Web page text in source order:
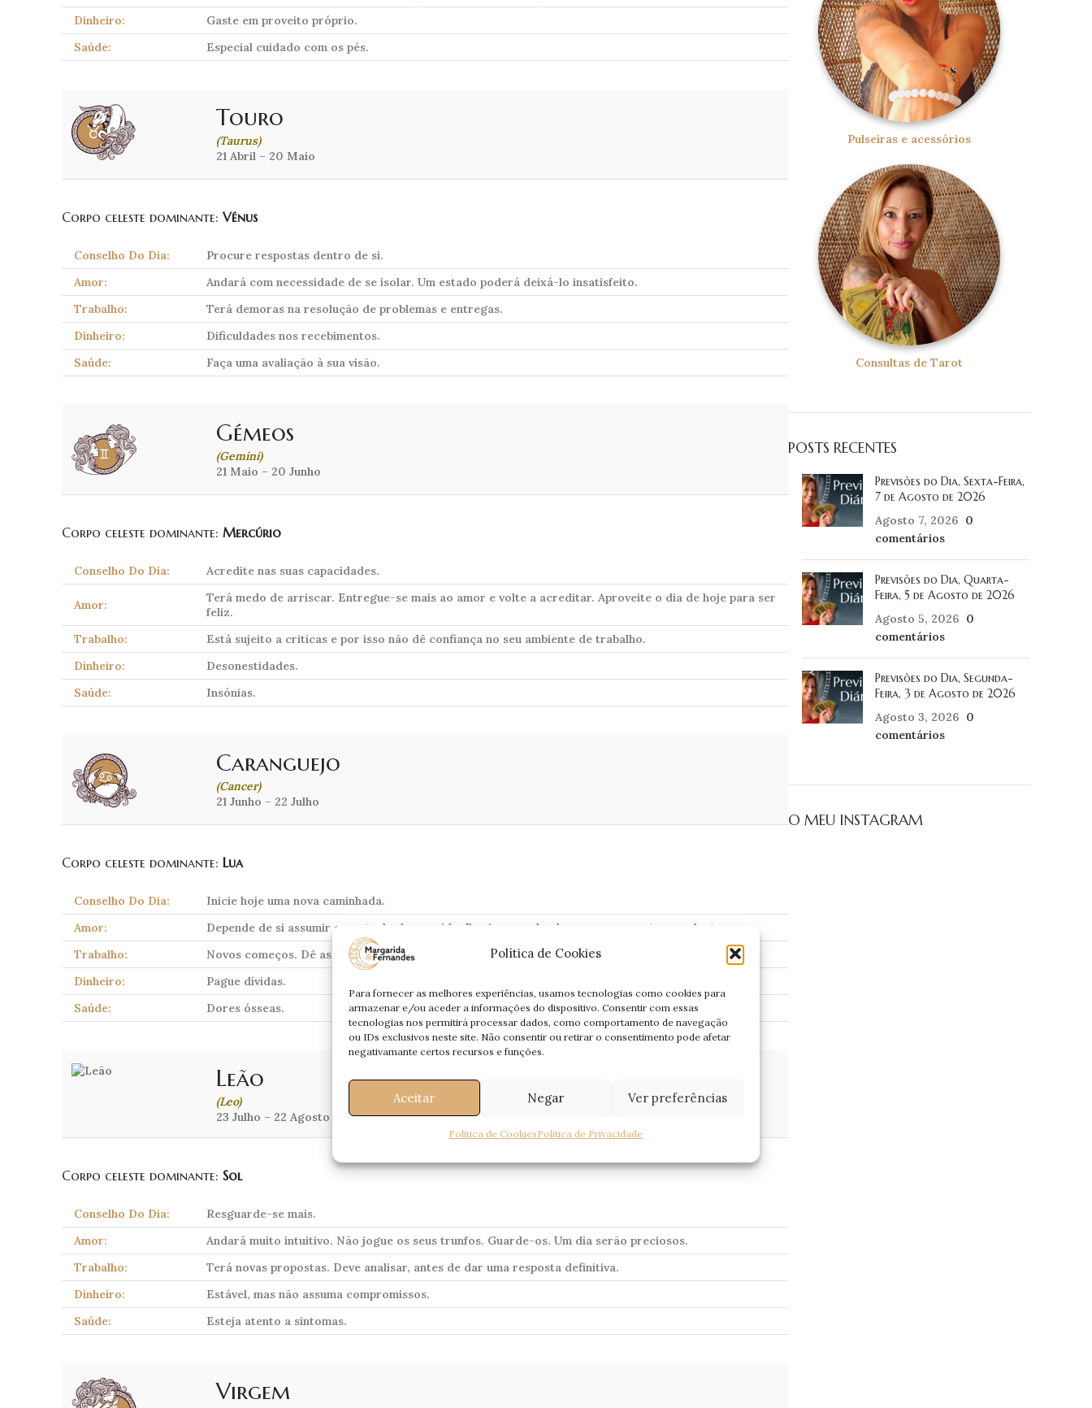
Política de Cookies
Para fornecer as melhores experiências, usamos tecnologias como cookies para
armazenar e/ou aceder a informações do dispositivo. Consentir com essas
tecnologias nos permitirá processar dados, como comportamento de navegação
ou IDs exclusivos neste site. Não consentir ou retirar o consentimento pode afetar
negativamante certos recursos e funções.
Aceitar Negar Ver preferências
Política de CookiesPolítica de Privacidade
Dinheiro:
Gaste em proveito próprio.
Saúde:
Especial cuidado com os pés.
Touro
(Taurus)
21 Abril – 20 Maio
Corpo celeste dominante: Vénus
Conselho Do Dia:
Procure respostas dentro de si.
Amor:
Andará com necessidade de se isolar. Um estado poderá deixá-lo insatisfeito.
Trabalho:
Terá demoras na resolução de problemas e entregas.
Dinheiro:
Dificuldades nos recebimentos.
Saúde:
Faça uma avaliação à sua visão.
Gémeos
(Gemini)
21 Maio – 20 Junho
Corpo celeste dominante: Mercúrio
Conselho Do Dia: Acredite nas suas capacidades.
Amor:
Terá medo de arriscar. Entregue-se mais ao amor e volte a acreditar. Aproveite o dia de hoje para ser
feliz.
Trabalho:
Está sujeito a criticas e por isso não dê confiança no seu ambiente de trabalho.
Dinheiro:
Desonestidades.
Saúde:
Insónias.
Caranguejo
(Cancer)
21 Junho – 22 Julho
Corpo celeste dominante: Lua
Conselho Do Dia:
Inicie hoje uma nova caminhada.
Amor:
Depende de si assumir o controlo da sua vida. Por isso, acabe de vez com assuntos pendentes.
Trabalho:
Novos começos. Dê asas a um novo projecto.
Dinheiro:
Pague dívidas.
Saúde:
Dores ósseas.
Leão
(Leo)
23 Julho – 22 Agosto
Corpo celeste dominante: Sol
Conselho Do Dia:
Resguarde-se mais.
Amor:
Andará muito intuitivo. Não jogue os seus trunfos. Guarde-os. Um dia serão preciosos.
Trabalho:
Terá novas propostas. Deve analisar, antes de dar uma resposta definitiva.
Dinheiro:
Estável, mas não assuma compromissos.
Saúde:
Esteja atento a sintomas.
Virgem
Pulseiras e acessórios
Consultas de Tarot
POSTS RECENTES
Previsões do Dia, Sexta-Feira,
7 de Agosto de 2026
Agosto 7, 2026 0
comentários
Previsões do Dia, Quarta-
Feira, 5 de Agosto de 2026
Agosto 5, 2026 0
comentários
Previsões do Dia, Segunda-
Feira, 3 de Agosto de 2026
Agosto 3, 2026 0
comentários
O MEU INSTAGRAM